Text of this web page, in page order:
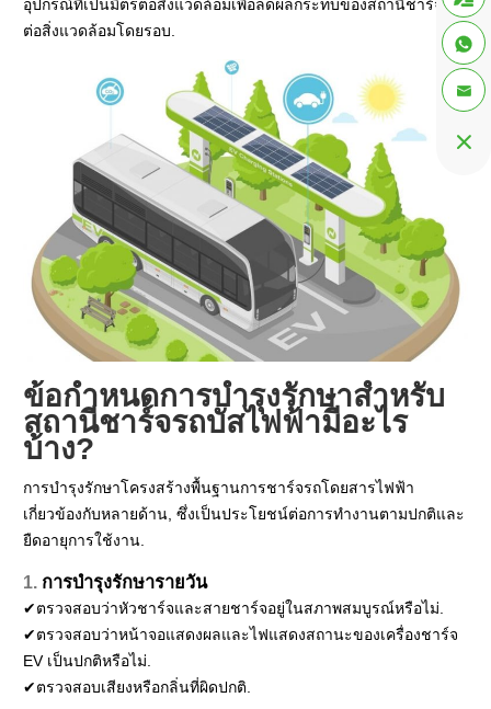
อุปกรณ์ที่เป็นมิตรต่อสิ่งแวดล้อมเพื่อลดผลกระทบของสถานีชาร์จที่มี
ต่อสิ่งแวดล้อมโดยรอบ.
ข้อกำหนดการบำรุงรักษาสำหรับ
สถานีชาร์จรถบัสไฟฟ้ามีอะไร
บ้าง?
การบำรุงรักษาโครงสร้างพื้นฐานการชาร์จรถโดยสารไฟฟ้า
เกี่ยวข้องกับหลายด้าน, ซึ่งเป็นประโยชน์ต่อการทำงานตามปกติและ
ยืดอายุการใช้งาน.
1. การบำรุงรักษารายวัน
✔ตรวจสอบว่าหัวชาร์จและสายชาร์จอยู่ในสภาพสมบูรณ์หรือไม่.
✔ตรวจสอบว่าหน้าจอแสดงผลและไฟแสดงสถานะของเครื่องชาร์จ
EV เป็นปกติหรือไม่.
✔ตรวจสอบเสียงหรือกลิ่นที่ผิดปกติ.


